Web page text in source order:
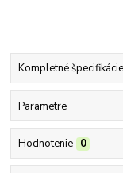
Kompletné špecifikácie
Parametre
Hodnotenie 0